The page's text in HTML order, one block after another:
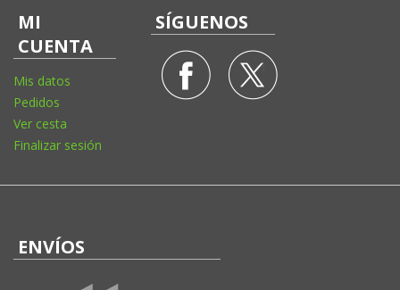
MI
CUENTA
Mis datos
Pedidos
Ver cesta
Finalizar sesión
SÍGUENOS
ENVÍOS